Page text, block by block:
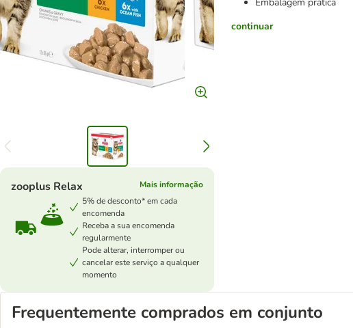
continuar
zooplus Relax
Mais informação
5% de desconto* em cada
encomenda
Receba a sua encomenda
regularmente
Pode alterar, interromper ou
cancelar este serviço a qualquer
momento
Frequentemente comprados em conjunto